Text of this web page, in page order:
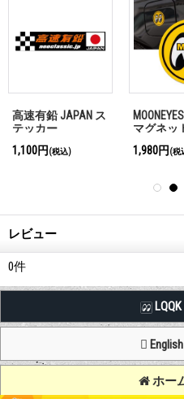
高速有鉛 JAPAN ス
テッカー
1,100円 (税込)
マグネッ
1,980円 (税
レビュー
0件
ホー